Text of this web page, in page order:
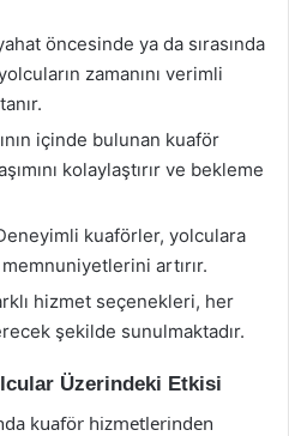
öncesinde ya da sırasında
zamanını verimli
içinde bulunan kuaför
kolaylaştırır ve bekleme
kuaförler, yolculara
artırır.
hizmet seçenekleri, her
şekilde sunulmaktadır.
Üzerindeki Etkisi
kuaför hizmetlerinden